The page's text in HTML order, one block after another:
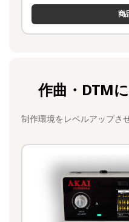
商
作曲・DTM
制作環境をレベルアップさ